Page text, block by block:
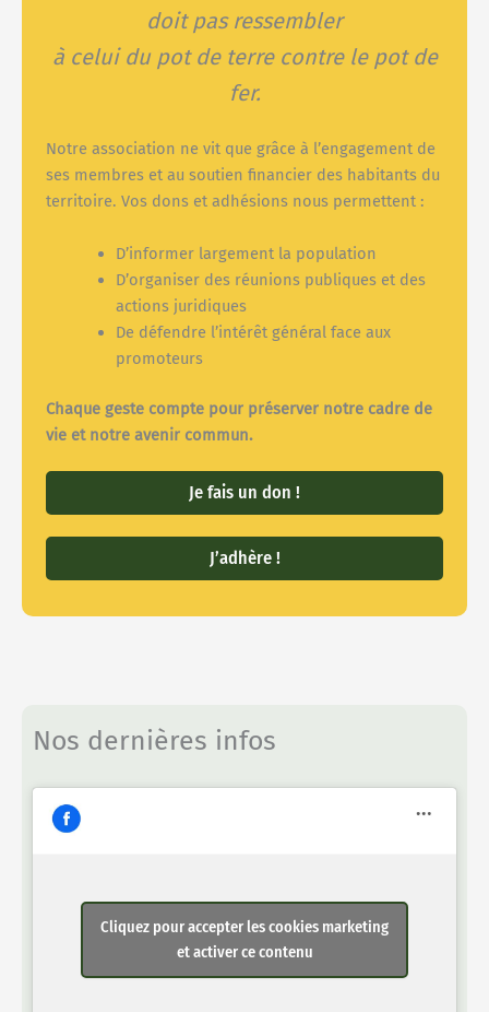
doit pas ressembler
à celui du pot de terre contre le pot de
fer.
Notre association ne vit que grâce à l’engagement de
ses membres et au soutien financier des habitants du
territoire. Vos dons et adhésions nous permettent :
D’informer largement la population
D’organiser des réunions publiques et des
actions juridiques
De défendre l’intérêt général face aux
promoteurs
Chaque geste compte pour préserver notre cadre de
vie et notre avenir commun.
Je fais un don !
J’adhère !
Nos dernières infos
Cliquez pour accepter les cookies marketing
et activer ce contenu